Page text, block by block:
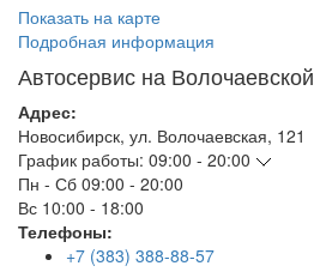
Показать на карте
Подробная информация
Автосервис на Волочаевской
Адрес:
Новосибирск, ул. Волочаевская, 121
График работы: 09:00 - 20:00
Пн - Сб 09:00 - 20:00
Вс 10:00 - 18:00
Телефоны:
+7 (383) 388-88-57